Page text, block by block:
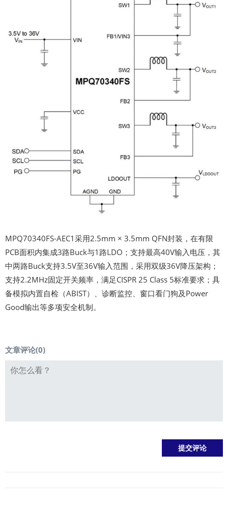
MPQ70340FS-AEC1采用2.5mm × 3.5mm QFN封装，在有限
PCB面积内集成3路Buck与1路LDO；支持最高40V输入电压，其
中两路Buck支持3.5V至36V输入范围，采用双级36V降压架构；
支持2.2MHz固定开关频率，满足CISPR 25 Class 5标准要求；具
备模拟内置自检（ABIST）、诊断监控、窗口看门狗及Power
Good输出等多项安全机制。
文章评论(0)